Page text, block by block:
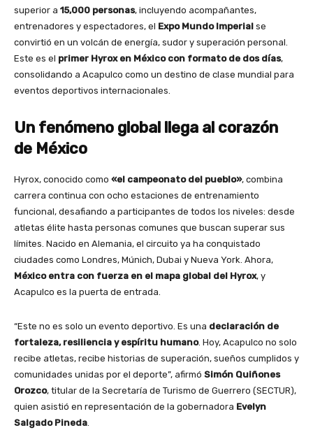
superior a 15,000 personas, incluyendo acompañantes,
entrenadores y espectadores, el Expo Mundo Imperial se
convirtió en un volcán de energía, sudor y superación personal.
Este es el primer Hyrox en México con formato de dos días,
consolidando a Acapulco como un destino de clase mundial para
eventos deportivos internacionales.
Un fenómeno global llega al corazón
de México
Hyrox, conocido como «el campeonato del pueblo», combina
carrera continua con ocho estaciones de entrenamiento
funcional, desafiando a participantes de todos los niveles: desde
atletas élite hasta personas comunes que buscan superar sus
límites. Nacido en Alemania, el circuito ya ha conquistado
ciudades como Londres, Múnich, Dubai y Nueva York. Ahora,
México entra con fuerza en el mapa global del Hyrox, y
Acapulco es la puerta de entrada.
“Este no es solo un evento deportivo. Es una declaración de
fortaleza, resiliencia y espíritu humano. Hoy, Acapulco no solo
recibe atletas, recibe historias de superación, sueños cumplidos y
comunidades unidas por el deporte”, afirmó Simón Quiñones
Orozco, titular de la Secretaría de Turismo de Guerrero (SECTUR),
quien asistió en representación de la gobernadora Evelyn
Salgado Pineda